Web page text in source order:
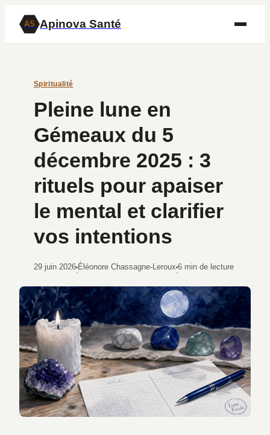
AS Apinova Santé
Spiritualité
Pleine lune en
Gémeaux du 5
décembre 2025 : 3
rituels pour apaiser
le mental et clarifier
vos intentions
29 juin 2026
·
Éléonore Chassagne-Leroux
·
6 min de lecture